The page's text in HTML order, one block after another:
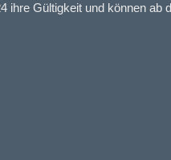
ihre Gültigkeit und können ab